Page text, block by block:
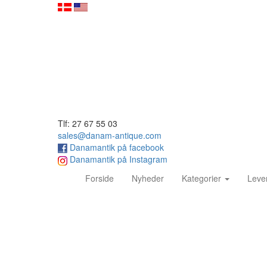
Tlf: 27 67 55 03
sales@danam-antique.com
Danamantik på facebook
Danamantik på Instagram
Forside (current)Nyheder Kategorier